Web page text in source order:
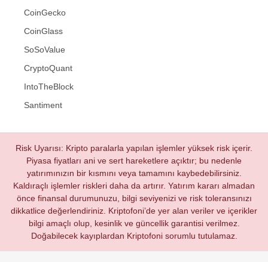
CoinGecko
CoinGlass
SoSoValue
CryptoQuant
IntoTheBlock
Santiment
Risk Uyarısı: Kripto paralarla yapılan işlemler yüksek risk içerir.
Piyasa fiyatları ani ve sert hareketlere açıktır; bu nedenle
yatırımınızın bir kısmını veya tamamını kaybedebilirsiniz.
Kaldıraçlı işlemler riskleri daha da artırır. Yatırım kararı almadan
önce finansal durumunuzu, bilgi seviyenizi ve risk toleransınızı
dikkatlice değerlendiriniz. Kriptofoni’de yer alan veriler ve içerikler
bilgi amaçlı olup, kesinlik ve güncellik garantisi verilmez.
Doğabilecek kayıplardan Kriptofoni sorumlu tutulamaz.